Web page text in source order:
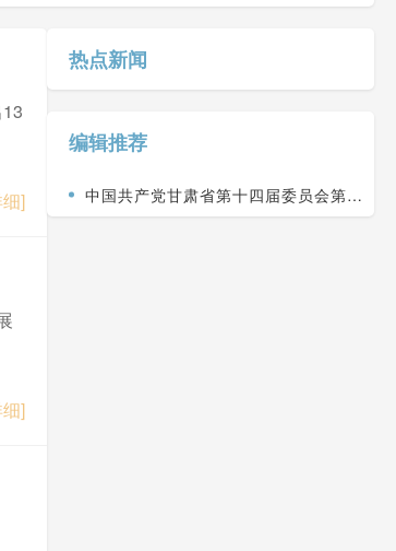
]
]
热点新闻
编辑推荐
中国共产党甘肃省第十四届委员会第九